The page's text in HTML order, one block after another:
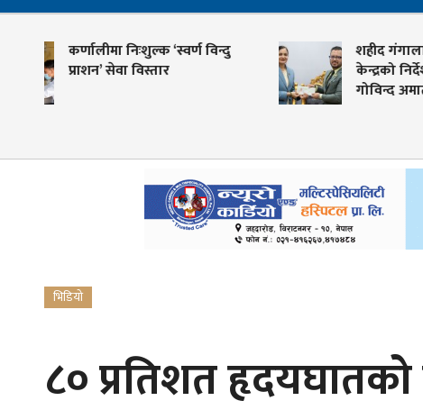
‘स्वर्ण विन्दु
शहीद गंगालाल राष्ट्रिय हृदय
केन्द्रको निर्देशकमा प्रा. डा. आशिष
गोविन्द अमात्य
भिडियो
८० प्रतिशत